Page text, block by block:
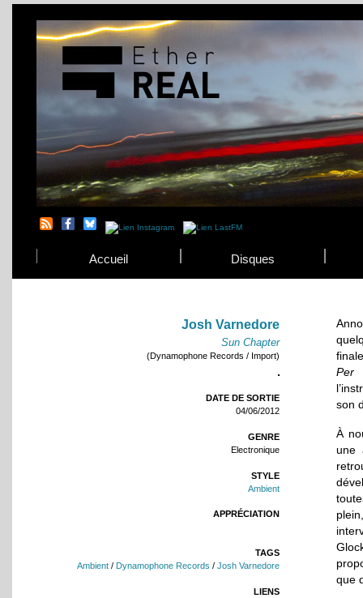
Accueil Disques
Josh Varnedore
Sun Chapter
(Dynamophone Records / Import)
DATE DE SORTIE
04/06/2012
GENRE
Electronique
STYLE
Ambient
APPRÉCIATION
TAGS
Ambient / Dynamophone Records / Josh Varnedore
LIENS
Per
son
À
une
que